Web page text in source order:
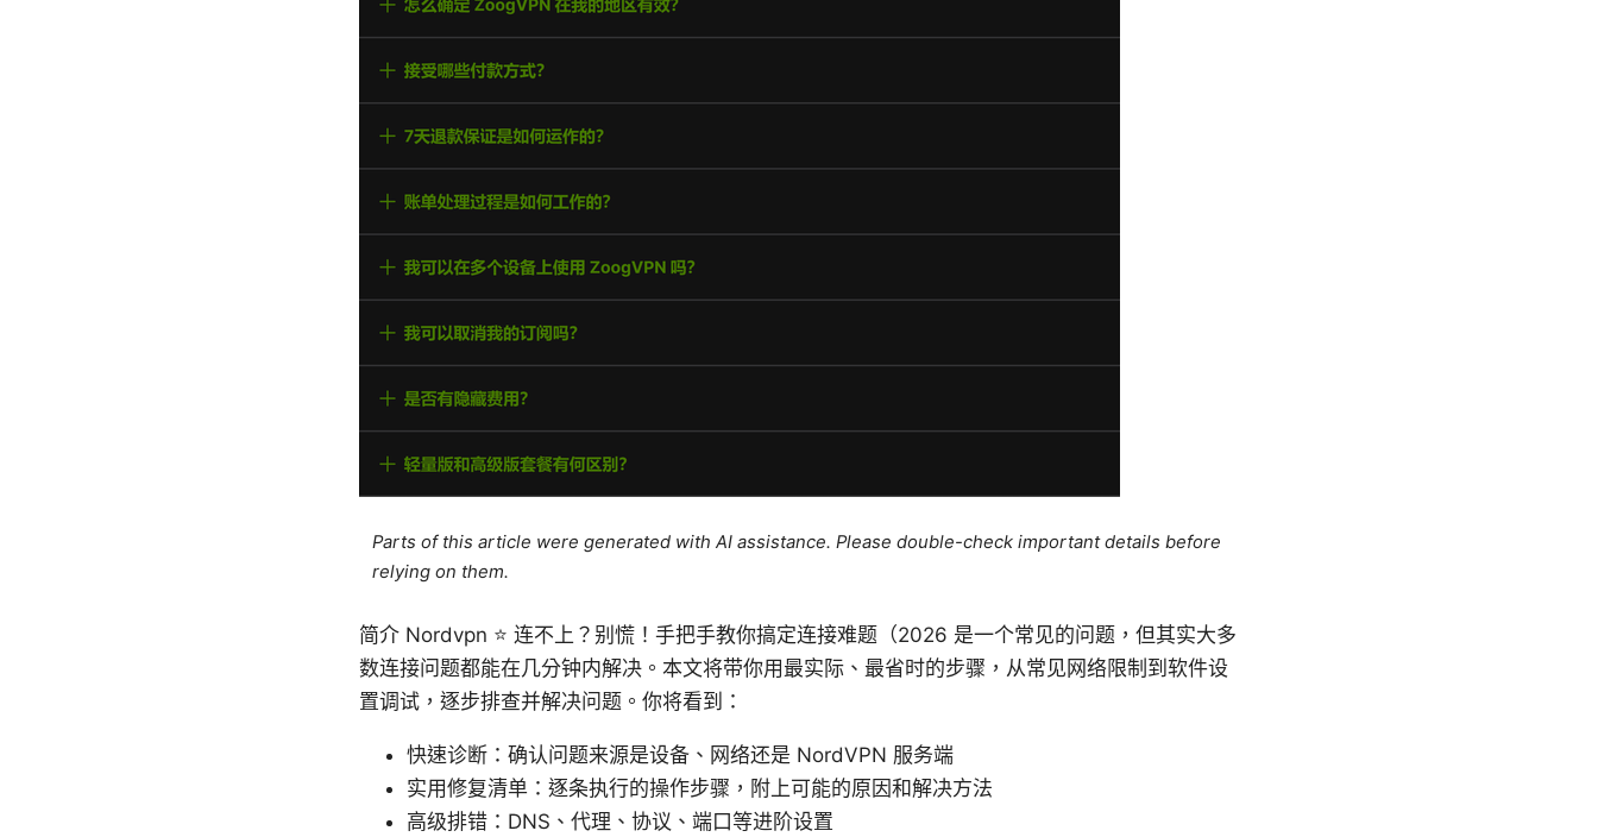
Parts of this article were generated with AI assistance. Please double-check important details before
relying on them.
简介 Nordvpn ⭐ 连不上？别慌！手把手教你搞定连接难题（2026 是一个常见的问题，但其实大多
数连接问题都能在几分钟内解决。本文将带你用最实际、最省时的步骤，从常见网络限制到软件设
置调试，逐步排查并解决问题。你将看到：
快速诊断：确认问题来源是设备、网络还是 NordVPN 服务端
实用修复清单：逐条执行的操作步骤，附上可能的原因和解决方法
高级排错：DNS、代理、协议、端口等进阶设置